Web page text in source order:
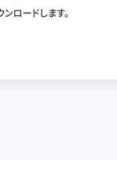
ロードします。